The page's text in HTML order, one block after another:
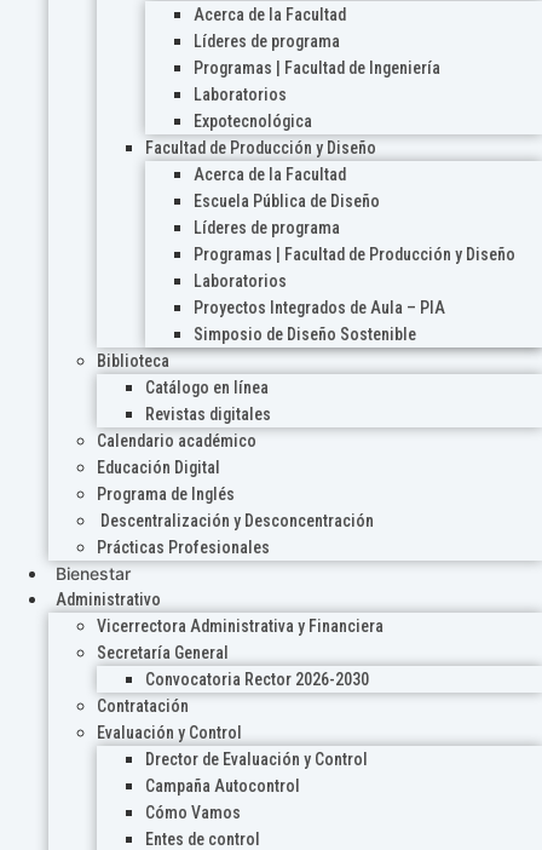
Acerca de la Facultad
Líderes de programa
Programas | Facultad de Ingeniería
Laboratorios
Expotecnológica
Facultad de Producción y Diseño
Acerca de la Facultad
Escuela Pública de Diseño
Líderes de programa
Programas | Facultad de Producción y Diseño
Laboratorios
Proyectos Integrados de Aula – PIA
Simposio de Diseño Sostenible
Biblioteca
Catálogo en línea
Revistas digitales
Calendario académico
Educación Digital
Programa de Inglés
Descentralización y Desconcentración
Prácticas Profesionales
Bienestar
Administrativo
Vicerrectora Administrativa y Financiera
Secretaría General
Convocatoria Rector 2026-2030
Contratación
Evaluación y Control
Drector de Evaluación y Control
Campaña Autocontrol
Cómo Vamos
Entes de control